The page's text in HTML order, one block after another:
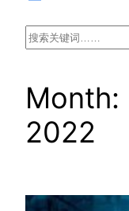
Search
Month:
2022